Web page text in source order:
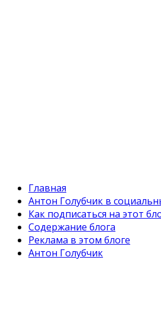
Главная
Антон Голубчик в
Как подписаться на этот
Содержание блога
Реклама в этом блоге
Антон Голубчик